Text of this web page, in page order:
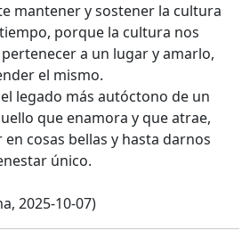
mantener y sostener la cultura
porque la cultura nos
a un lugar y amarlo,
el mismo.
legado más autóctono de un
que enamora y que atrae,
cosas bellas y hasta darnos
único.
2025-10-07)